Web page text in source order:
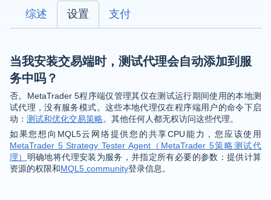
综述 设置 支付
当我安装交易端时，测试代理会自动添加到服
务中吗？
否。MetaTrader 5程序端仅管理其仅在测试运行期间使用的本地测
试代理，没有服务模式。这些本地代理仅在程序端用户的命令下启
动： 测试和优化交易策略。其他任何人都无权访问这些代理。
如果您想向MQL5云网络提供您的共享CPU能力，您应该使用
MetaTrader 5 Strategy Tester Agent（MetaTrader 5策略测试代
理） 明确地将代理安装为服务，并指定所有必要的参数：提供计算
资源的权限和MQL5.community登录信息。